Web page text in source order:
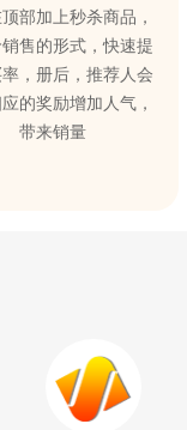
部加上秒杀商品，
售的形式，快速提
，册后，推荐人会
的奖励增加人气，
带来销量